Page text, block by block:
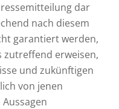
dar
nach diesem
garantiert werden,
zutreffend erweisen,
und zukünftigen
von jenen